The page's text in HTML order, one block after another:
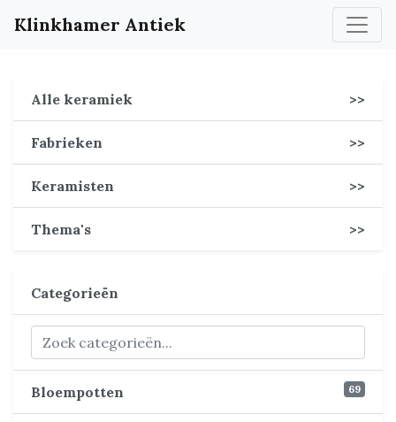
Klinkhamer Antiek
Alle keramiek >>
Fabrieken >>
Keramisten >>
Thema's >>
Categorieën
Bloempotten 69